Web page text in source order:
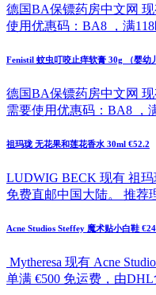
德国BA保镖药房中文网
使用优惠码：BA8 ，满
Fenistil 蚊虫叮咬止痒软膏 30g （婴幼
德国BA保镖药房中文网
需要使用优惠码：BA8 ，
祖玛珑 无花果和莲花香水 30ml €52.2
LUDWIG BECK 现有 祖玛
免费直邮中国大陆。 推荐
Acne Studios Steffey 魔术贴小白鞋
Mytheresa 现有 Acne
单满 €500 免运费，由